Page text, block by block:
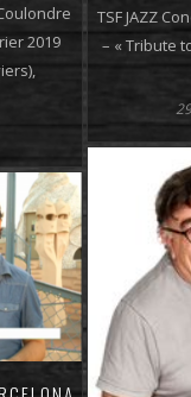
2019
TSF JAZZ
– « Tribute